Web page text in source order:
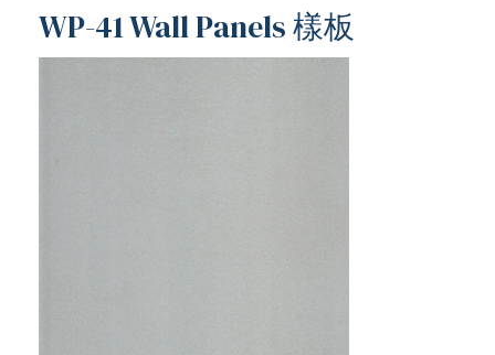
WP-41 Wall Panels 樣板